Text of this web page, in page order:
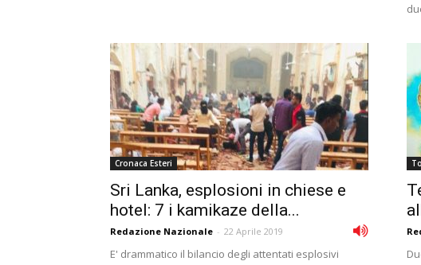
Cronaca Esteri
Sri Lanka, esplosioni in chiese e
hotel: 7 i kamikaze della...
Redazione Nazionale - 22 Aprile 2019
E' drammatico il bilancio degli attentati esplosivi